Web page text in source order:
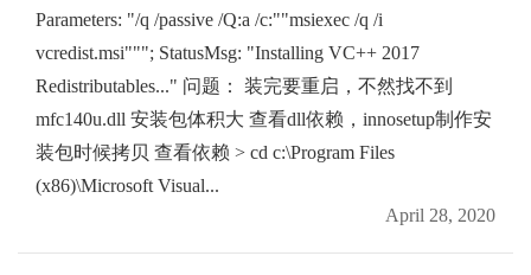
Parameters: "/q /passive /Q:a /c:""msiexec /q /i
vcredist.msi"""; StatusMsg: "Installing VC++ 2017
Redistributables..." 问题： 装完要重启，不然找不到
mfc140u.dll 安装包体积大 查看dll依赖，innosetup制作安
装包时候拷贝 查看依赖 > cd c:\Program Files
(x86)\Microsoft Visual...
April 28, 2020